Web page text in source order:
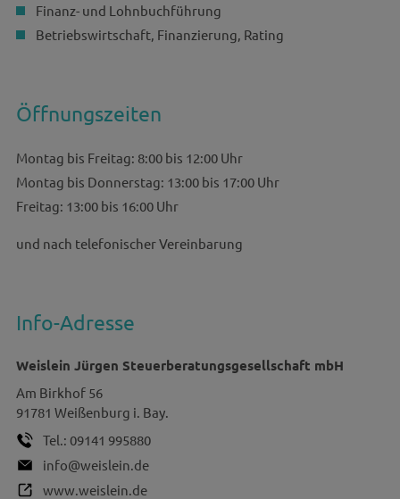
Finanz- und Lohnbuchführung
Betriebswirtschaft, Finanzierung, Rating
Öffnungszeiten
Montag bis Freitag: 8:00 bis 12:00 Uhr
Montag bis Donnerstag: 13:00 bis 17:00 Uhr
Freitag: 13:00 bis 16:00 Uhr
und nach telefonischer Vereinbarung
Info-Adresse
Weislein Jürgen Steuerberatungsgesellschaft mbH
Am Birkhof 56
91781 Weißenburg i. Bay.
Tel.: 09141 995880
info@weislein.de
www.weislein.de